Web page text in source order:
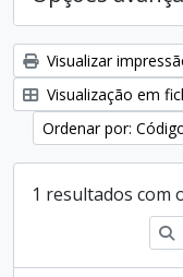
Visualizar
Visualização em
Ordenar por:
1 resultados com